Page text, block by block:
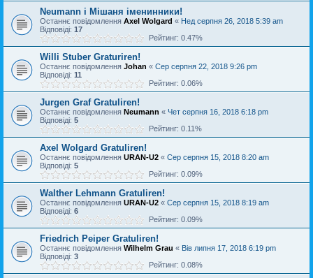
Neumann і Мішаня іменинники!
Останнє повідомлення Axel Wolgard « Нед серпня 26, 2018 5:39 am
Відповіді: 17
Рейтинг: 0.47%
Willi Stuber Graturiren!
Останнє повідомлення Johan « Сер серпня 22, 2018 9:26 pm
Відповіді: 11
Рейтинг: 0.06%
Jurgen Graf Gratuliren!
Останнє повідомлення Neumann « Чет серпня 16, 2018 6:18 pm
Відповіді: 5
Рейтинг: 0.11%
Axel Wolgard Gratuliren!
Останнє повідомлення URAN-U2 « Сер серпня 15, 2018 8:20 am
Відповіді: 5
Рейтинг: 0.09%
Walther Lehmann Gratuliren!
Останнє повідомлення URAN-U2 « Сер серпня 15, 2018 8:19 am
Відповіді: 6
Рейтинг: 0.09%
Friedrich Peiper Gratuliren!
Останнє повідомлення Wilhelm Grau « Вів липня 17, 2018 6:19 pm
Відповіді: 3
Рейтинг: 0.08%